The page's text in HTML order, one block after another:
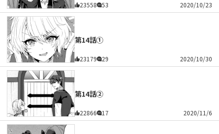
23558 53 2020/10/23
第14話①
23179 29 2020/10/30
第14話②
22866 17 2020/11/6